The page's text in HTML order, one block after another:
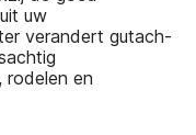
uw
verandert gutach-
rodelen en